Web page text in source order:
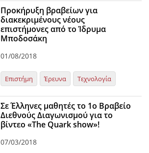
Προκήρυξη βραβείων για
διακεκριμένους νέους
επιστήμονες από το Ίδρυμα
Μποδοσάκη
01/08/2018
Επιστήμη Έρευνα Τεχνολογία
Σε Έλληνες μαθητές το 1ο Βραβείο
Διεθνούς Διαγωνισμού για το
βίντεο «The Quark show»!
07/03/2018